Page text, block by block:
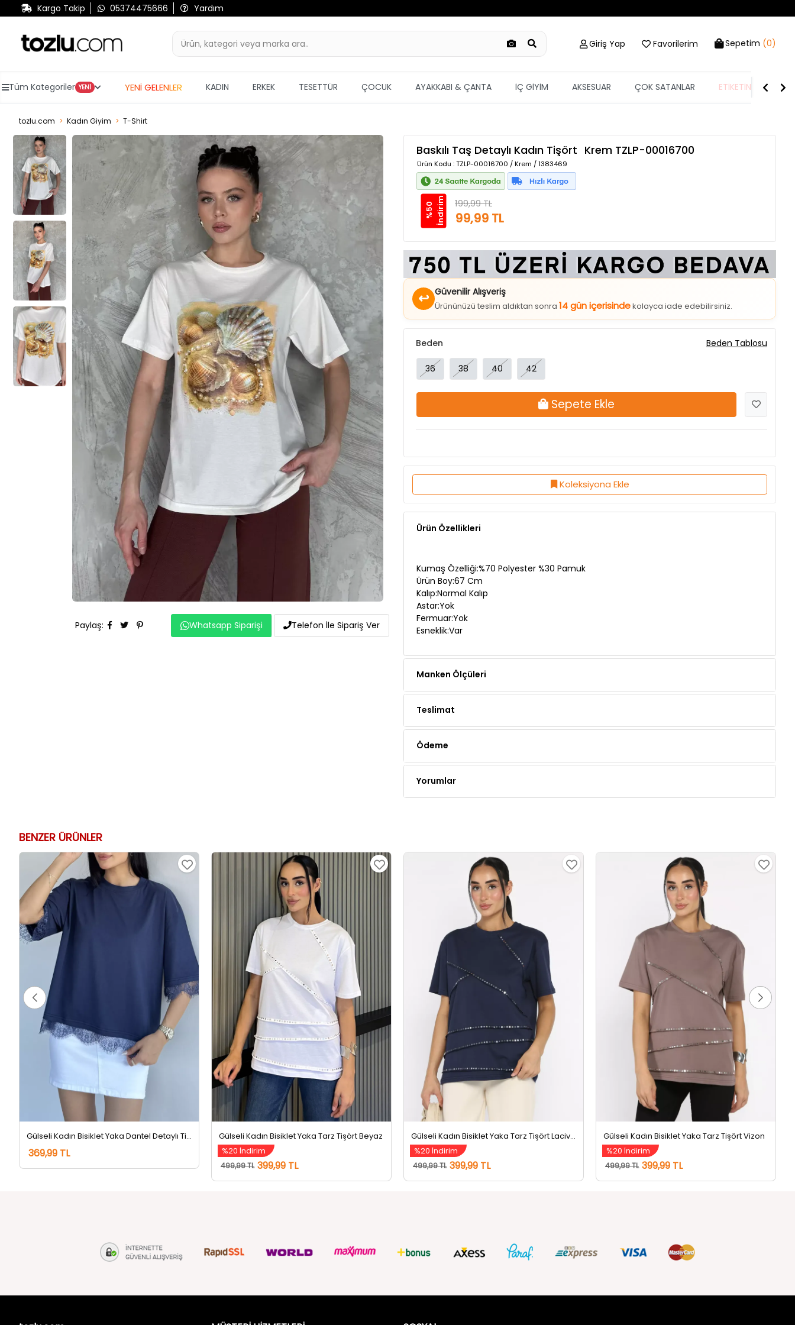
Kargo Takip 05374475666 Yardım
Giriş Yap Favorilerim Sepetim (0)
Tüm Kategoriler YENİ YENİ GELENLER KADIN ERKEK TESETTÜR ÇOCUK AYAKKABI & ÇANTA İÇ GİYİM AKSESUAR ÇOK SATANLAR ETİKETİN YARISI
tozlu.com Kadın Giyim T-Shirt
Paylaş: Whatsapp Siparişi Telefon İle Sipariş Ver
Baskılı Taş Detaylı Kadın Tişört Krem TZLP-00016700
Ürün Kodu : TZLP-00016700 / Krem / 1383469
%
5
0
İ
n
d
i
r
i m 199,99 TL
99,99 TL
↩ Güvenilir Alışveriş
Ürününüzü teslim aldıktan sonra 14 gün içerisindekolayca iade edebilirsiniz.
Beden
36 38 40 42
Beden Tablosu
Sepete Ekle
Koleksiyona Ekle
Ürün Özellikleri
Kumaş Özelliği:%70 Polyester %30 Pamuk
Ürün Boy:67 Cm
Kalıp:Normal Kalıp
Astar:Yok
Fermuar:Yok
Esneklik:Var
Manken Ölçüleri
Teslimat
Ödeme
Yorumlar
BENZER ÜRÜNLER
Gülseli Kadın Bisiklet Yaka Dantel Detaylı Tişört Lacivert
369,99 TL
Gülseli Kadın Bisiklet Yaka Tarz Tişört Beyaz
%20 İndirim
499,99 TL 399,99 TL
Gülseli Kadın Bisiklet Yaka Tarz Tişört Lacivert
%20 İndirim
499,99 TL 399,99 TL
Gülseli Kadın Bisiklet Yaka Tarz Tişört Vizon
%20 İndirim
499,99 TL 399,99 TL